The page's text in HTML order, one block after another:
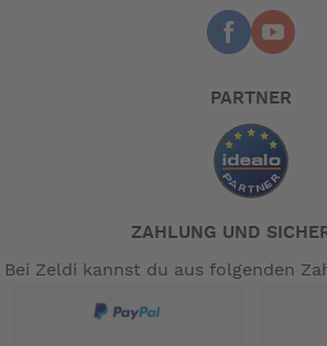
PARTNER
ZAHLUNG UND
Bei Zeldi kannst du aus folgenden